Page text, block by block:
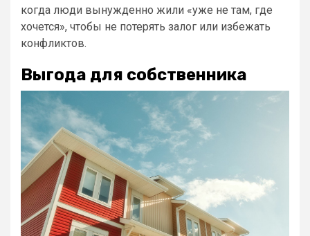
когда люди вынужденно жили «уже не там, где
хочется», чтобы не потерять залог или избежать
конфликтов.
Выгода для собственника